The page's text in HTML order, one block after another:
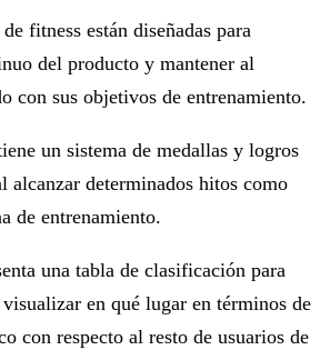
fitness están diseñadas para
del producto y mantener al
con sus objetivos de entrenamiento.
un sistema de medallas y logros
alcanzar determinados hitos como
de entrenamiento.
una tabla de clasificación para
en qué lugar en términos de
con respecto al resto de usuarios de